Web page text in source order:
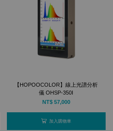
【HOPOOCOLOR】線上光譜分析
儀 OHSP-350I
NT$ 57,000
加入購物車